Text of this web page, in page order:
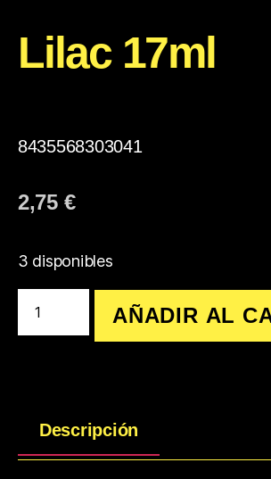
Lilac 17ml
8435568303041
2,75 €
3 disponibles
AÑADIR AL
Descripción